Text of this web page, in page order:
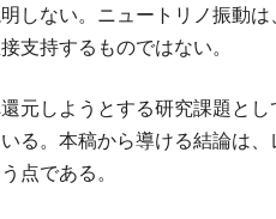
しない。ニュートリノ振動
支持するものではない。
元しようとする研究課題と
。本稿から導ける結論は
点である。